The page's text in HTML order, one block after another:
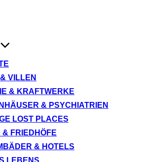
VILLEN
& KRAFTWERKE
& PSYCHIATRIEN
LOST PLACES
& FRIEDHÖFE
& HOTELS